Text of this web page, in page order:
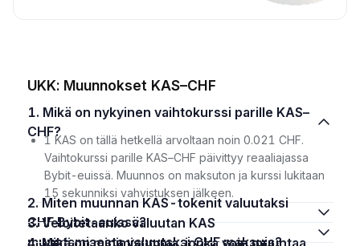
UKK: Muunnokset KAS–CHF
1. Mikä on nykyinen vaihtokurssi parille KAS–
CHF?
1 KAS on tällä hetkellä arvoltaan noin 0.021 CHF.
Vaihtokurssi parille KAS–CHF päivittyy reaaliajassa
Bybit-euissä. Muunnos on maksuton ja kurssi lukitaan
15 sekunniksi vahvistuksen jälkeen.
2. Miten muunnan KAS-tokenit valuutaksi
CHF Bybit-euissä?
3. Veloitetaanko valuutan KAS
muuntamisesta valuutaksi CHF maksuja?
4. Mikä on minimisumma, jonka voin muuntaa